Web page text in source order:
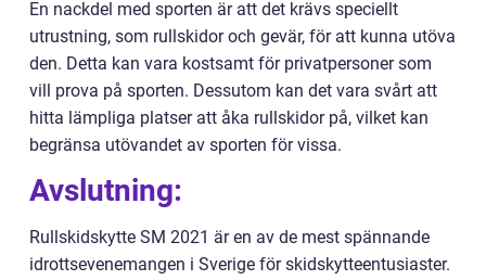
En nackdel med sporten är att det krävs speciellt
utrustning, som rullskidor och gevär, för att kunna utöva
den. Detta kan vara kostsamt för privatpersoner som
vill prova på sporten. Dessutom kan det vara svårt att
hitta lämpliga platser att åka rullskidor på, vilket kan
begränsa utövandet av sporten för vissa.
Avslutning:
Rullskidskytte SM 2021 är en av de mest spännande
idrottsevenemangen i Sverige för skidskytteentusiaster.